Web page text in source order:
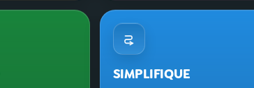
SIMPLIFIQUE